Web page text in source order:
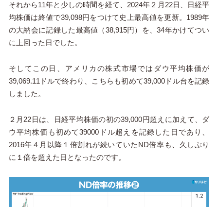
それから11年と少しの時間を経て、2024年２月22日、日経平
均株価は終値で39,098円をつけて史上最高値を更新。1989年
の大納会に記録した最高値（38,915円）を、34年かけてつい
に上回った日でした。
そしてこの日、アメリカの株式市場ではダウ平均株価が
39,069.11ドルで終わり、こちらも初めて39,000ドル台を記録
しました。
２月22日は、日経平均株価の初の39,000円超えに加えて、ダ
ウ平均株価も初めて39000ドル超えを記録した日であり、
2016年４月以降１倍割れが続いていたND倍率も、久しぶり
に１倍を超えた日となったのです。